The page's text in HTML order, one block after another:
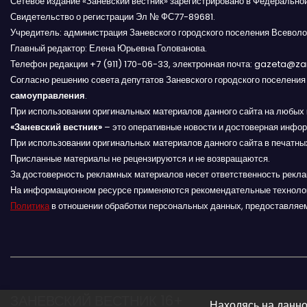
п
и
с
я
м
Свидетельство о регистрации Эл № ФС77-89681.
Учредитель: администрация Заневского городского поселения
Главный редактор: Елена Юрьевна Голованова.
Телефон редакции +7 (911) 170-06-33, электронная почта:
Согласно решению совета депутатов Заневского городского поселения
самоуправления.
При использовании оригинальных материалов данного сайта на
«Заневский вестник» – это оперативные новости и достоверная
При использовании оригинальных материалов данного сайта в
Присланные материалы не рецензируются и не возвращаются.
За достоверность рекламных материалов несет ответственность
На информационном ресурсе применяются рекомендательные
Политикав отношении обработки персональных данных,